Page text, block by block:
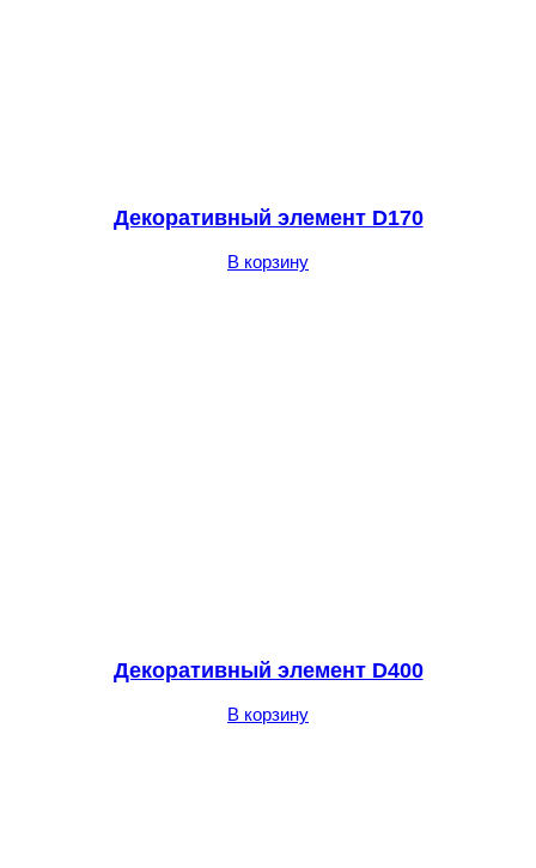
Декоративный элемент D170
В корзину
Декоративный элемент D400
В корзину